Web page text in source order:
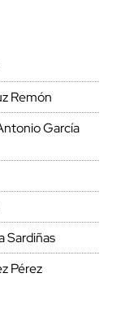
Remón
García
Sardiñas
Pérez